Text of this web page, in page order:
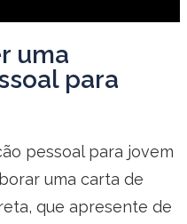
uma
para
pessoal para jovem
uma carta de
que apresente de